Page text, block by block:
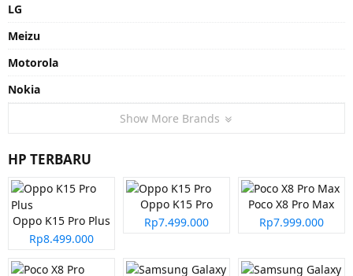
LG
Meizu
Motorola
Nokia
Show More Brands
HP TERBARU
Oppo K15 Pro Plus
Rp8.499.000
Oppo K15 Pro
Rp7.499.000
Poco X8 Pro Max
Rp7.999.000